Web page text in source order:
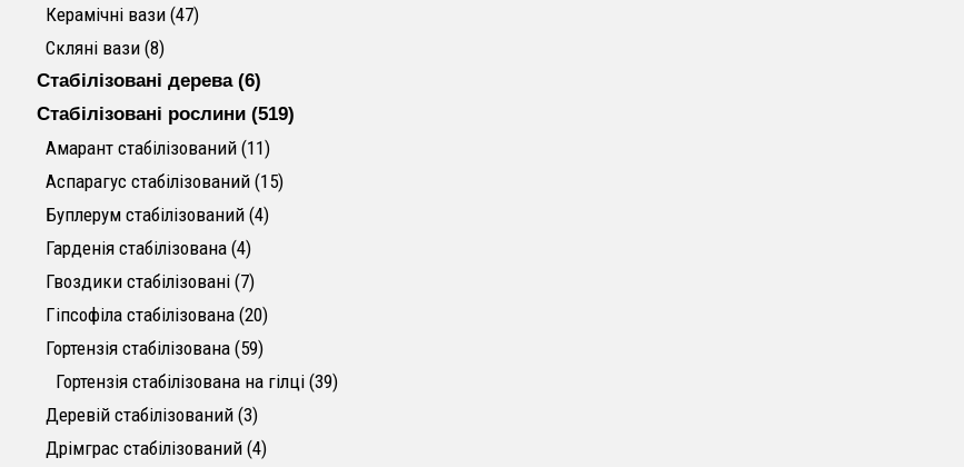
Керамічні вази 4747 товарів
Скляні вази 88 товарів
Стабілізовані дерева 66 товарів
Стабілізовані рослини 519519 товарів
Амарант стабілізований 1111 товарів
Аспарагус стабілізований 1515 товарів
Буплерум стабілізований 44 товари
Гарденія стабілізована 44 товари
Гвоздики стабілізовані 77 товарів
Гіпсофіла cтабілізована 2020 товарів
Гортензія стабілізована 5959 товарів
Гортензія стабілізована на гілці 3939 товарів
Деревій стабілізований 33 товари
Дрімграс стабілізований 44 товари